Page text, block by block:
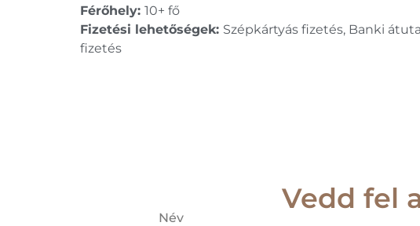
Férőhely: 10+ fő
Fizetési lehetőségek: Szépkártyás fizetés, Banki
fizetés
Vedd fel
Név